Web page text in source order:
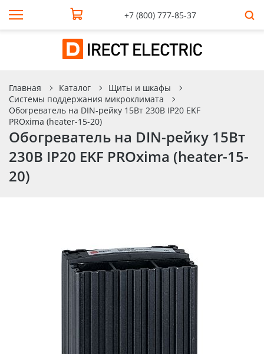
+7 (800) 777-85-37
Главная Каталог
Щиты и шкафы
Системы поддержания микроклимата
Обогреватель на DIN-рейку 15Вт 230В IP20 EKF
PROxima (heater-15-20)
Обогреватель на DIN-рейку 15Вт
230В IP20 EKF PROxima (heater-15-
20)